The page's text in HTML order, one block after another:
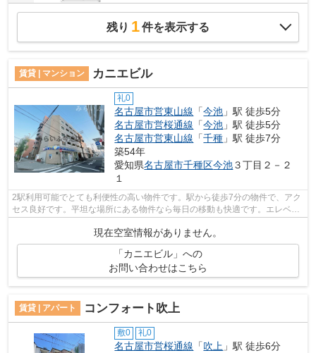
残り 1件を表示する
賃貸 | マンション カニエビル
礼0
名古屋市営東山線 「今池 」駅 徒歩5分
名古屋市営桜通線 「今池 」駅 徒歩5分
名古屋市営東山線 「千種 」駅 徒歩7分
築54年
愛知県名古屋市千種区今池３丁目２－２
１
2駅利用可能でとても利便性の高い物件です。駅から徒歩7分の物件で、アク
セス良好です。平坦な場所にある物件なら毎日の移動も快適です。エレベー
ター付きの物件です。できるだけ早め...
現在空室情報がありません。
「カニエビル」への
お問い合わせはこちら
賃貸 | アパート コンフォート吹上
敷0 礼0
名古屋市営桜通線 「吹上 」駅 徒歩6分